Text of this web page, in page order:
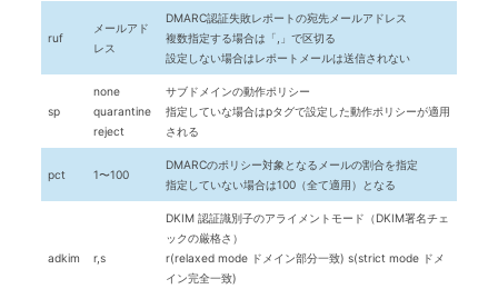
ruf
メールアド
レス
DMARC認証失敗レポートの宛先メールアドレス
複数指定する場合は「,」で区切る
設定しない場合はレポートメールは送信されない
sp
none
quarantine
reject
サブドメインの動作ポリシー
指定していな場合はpタグで設定した動作ポリシーが適用
される
pct 1〜100
DMARCのポリシー対象となるメールの割合を指定
指定していない場合は100（全て適用）となる
adkim r,s
DKIM 認証識別子のアライメントモード（DKIM署名チェ
ックの厳格さ）
r(relaxed mode ドメイン部分一致) s(strict mode ドメ
イン完全一致)